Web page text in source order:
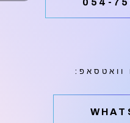
054-
וואטסאפ: